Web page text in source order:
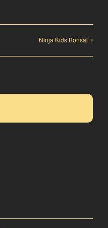
Ninja Kids Bonsai